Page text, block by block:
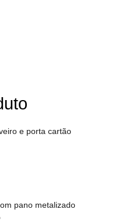
e porta cartão
pano metalizado